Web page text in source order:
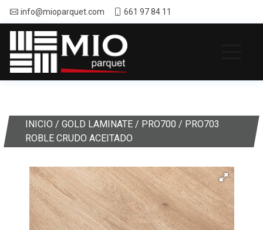
info@mioparquet.com 661 97 84 11
INICIO / GOLD LAMINATE / PRO700 / PRO703
ROBLE CRUDO ACEITADO